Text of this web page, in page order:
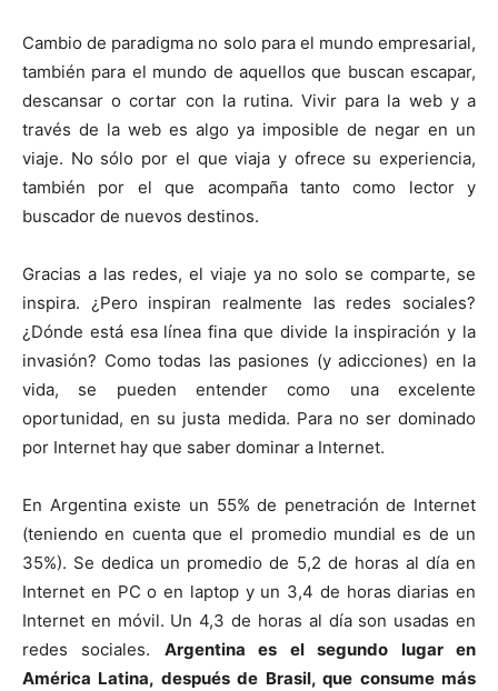
Cambio de paradigma no solo para el mundo empresarial,
también para el mundo de aquellos que buscan escapar,
descansar o cortar con la rutina. Vivir para la web y a
través de la web es algo ya imposible de negar en un
viaje. No sólo por el que viaja y ofrece su experiencia,
también por el que acompaña tanto como lector y
buscador de nuevos destinos.
Gracias a las redes, el viaje ya no solo se comparte, se
inspira. ¿Pero inspiran realmente las redes sociales?
¿Dónde está esa línea fina que divide la inspiración y la
invasión? Como todas las pasiones (y adicciones) en la
vida, se pueden entender como una excelente
oportunidad, en su justa medida. Para no ser dominado
por Internet hay que saber dominar a Internet.
En Argentina existe un 55% de penetración de Internet
(teniendo en cuenta que el promedio mundial es de un
35%). Se dedica un promedio de 5,2 de horas al día en
Internet en PC o en laptop y un 3,4 de horas diarias en
Internet en móvil. Un 4,3 de horas al día son usadas en
redes sociales. Argentina es el segundo lugar en
América Latina, después de Brasil, que consume más